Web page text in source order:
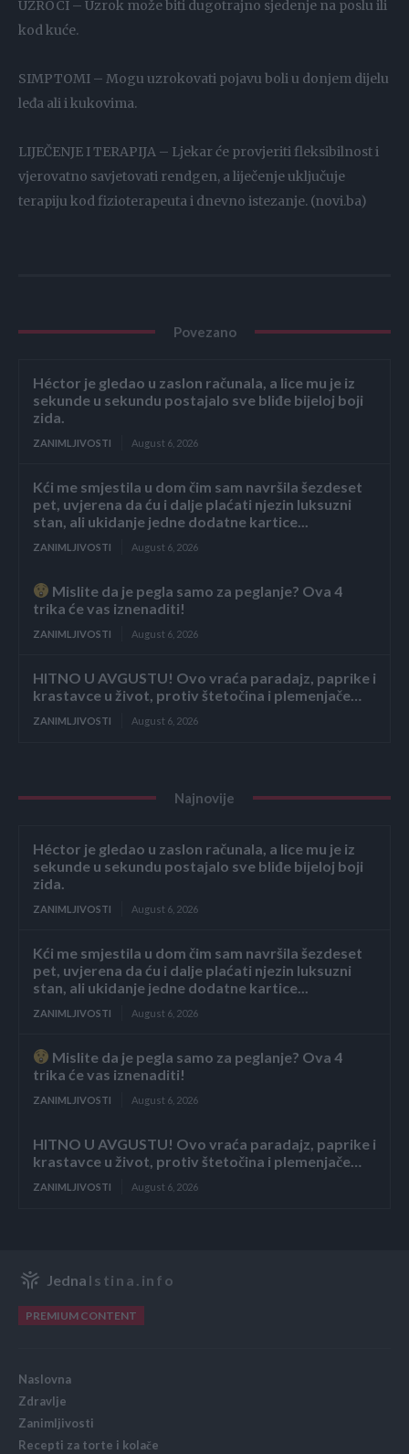
UZROCI – Uzrok može biti dugotrajno sjedenje na poslu ili
kod kuće.
SIMPTOMI – Mogu uzrokovati pojavu boli u donjem dijelu
leđa ali i kukovima.
LIJEČENJE I TERAPIJA – Ljekar će provjeriti fleksibilnost i
vjerovatno savjetovati rendgen, a liječenje uključuje
terapiju kod fizioterapeuta i dnevno istezanje. (novi.ba)
Povezano
Héctor je gledao u zaslon računala, a lice mu je iz
sekunde u sekundu postajalo sve bliđe bijeloj boji
zida.
ZANIMLJIVOSTI August 6, 2026
Kći me smjestila u dom čim sam navršila šezdeset
pet, uvjerena da ću i dalje plaćati njezin luksuzni
stan, ali ukidanje jedne dodatne kartice...
ZANIMLJIVOSTI August 6, 2026
Mislite da je pegla samo za peglanje? Ova 4
trika će vas iznenaditi!
ZANIMLJIVOSTI August 6, 2026
HITNO U AVGUSTU! Ovo vraća paradajz, paprike i
krastavce u život, protiv štetočina i plemenjače…
ZANIMLJIVOSTI August 6, 2026
Najnovije
Héctor je gledao u zaslon računala, a lice mu je iz
sekunde u sekundu postajalo sve bliđe bijeloj boji
zida.
ZANIMLJIVOSTI August 6, 2026
Kći me smjestila u dom čim sam navršila šezdeset
pet, uvjerena da ću i dalje plaćati njezin luksuzni
stan, ali ukidanje jedne dodatne kartice...
ZANIMLJIVOSTI August 6, 2026
Mislite da je pegla samo za peglanje? Ova 4
trika će vas iznenaditi!
ZANIMLJIVOSTI August 6, 2026
HITNO U AVGUSTU! Ovo vraća paradajz, paprike i
krastavce u život, protiv štetočina i plemenjače…
ZANIMLJIVOSTI August 6, 2026
Jedna Istina.info
PREMIUM CONTENT
Naslovna
Zdravlje
Zanimljivosti
Recepti za torte i kolače